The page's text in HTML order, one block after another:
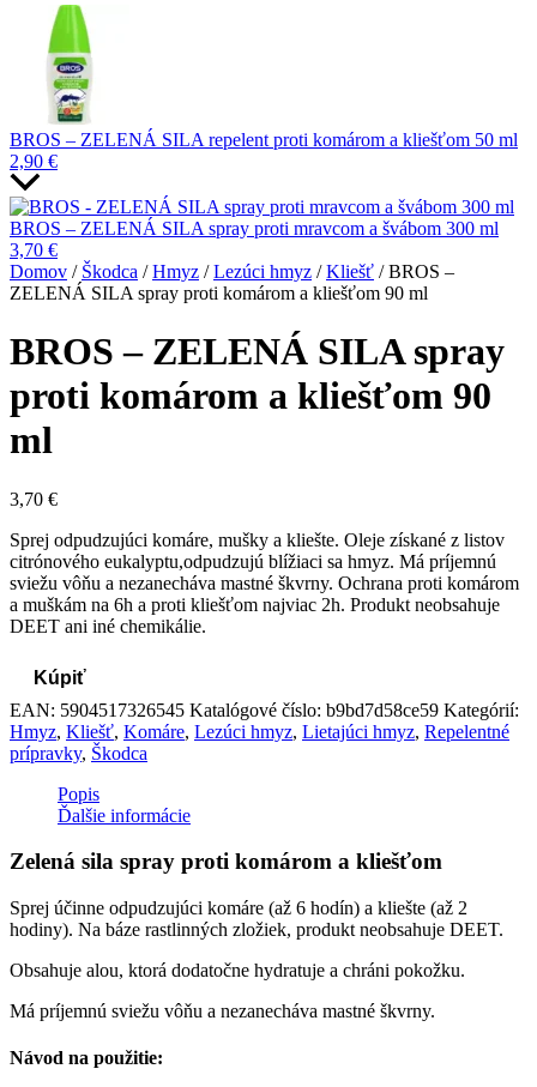
BROS – ZELENÁ SILA repelent proti komárom a kliešťom 50 ml
2,90 €
BROS – ZELENÁ SILA spray proti mravcom a švábom 300 ml
3,70 €
Domov / Škodca /Hmyz /Lezúci hmyz /Kliešť / BROS –
ZELENÁ SILA spray proti komárom a kliešťom 90 ml
BROS – ZELENÁ SILA spray
proti komárom a kliešťom 90
ml
3,70 €
Sprej odpudzujúci komáre, mušky a kliešte. Oleje získané z listov
citrónového eukalyptu,odpudzujú blížiaci sa hmyz. Má príjemnú
sviežu vôňu a nezanecháva mastné škvrny. Ochrana proti komárom
a muškám na 6h a proti kliešťom najviac 2h. Produkt neobsahuje
DEET ani iné chemikálie.
Kúpiť
EAN: 5904517326545 Katalógové číslo: b9bd7d58ce59 Kategórií:
Hmyz, Kliešť, Komáre, Lezúci hmyz, Lietajúci hmyz, Repelentné
prípravky, Škodca
Popis
Ďalšie informácie
Zelená sila spray proti komárom a kliešťom
Sprej účinne odpudzujúci komáre (až 6 hodín) a kliešte (až 2
hodiny). Na báze rastlinných zložiek, produkt neobsahuje DEET.
Obsahuje alou, ktorá dodatočne hydratuje a chráni pokožku.
Má príjemnú sviežu vôňu a nezanecháva mastné škvrny.
Návod na použitie: